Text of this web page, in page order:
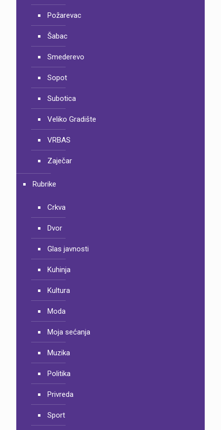
Požarevac
Šabac
Smederevo
Sopot
Subotica
Veliko Gradište
VRBAS
Zaječar
Rubrike
Crkva
Dvor
Glas javnosti
Kuhinja
Kultura
Moda
Moja sećanja
Muzika
Politika
Privreda
Sport